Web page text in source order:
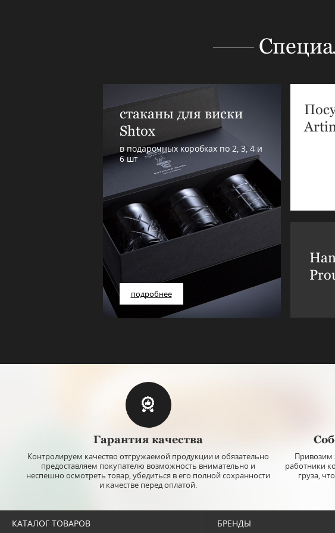
стаканы для виски
Shtox
в подарочных коробках по 2, 3, 4 и
6 шт
подробнее
Гарантия качества
Контролируем качество отгружаемой продукции и обязательно
предоставляем покупателю возможность внимательно и
неспешно осмотреть товар, убедиться в его полной сохранности
и качестве перед оплатой.
Привозим
работники
груза,
КАТАЛОГ ТОВАРОВ БРЕНДЫ